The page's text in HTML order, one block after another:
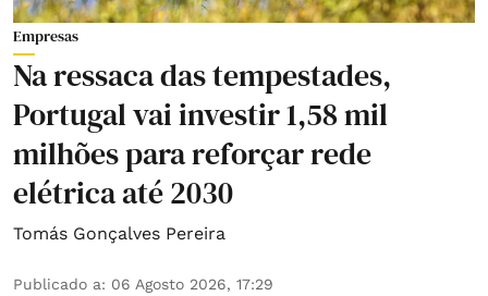
Empresas
Na ressaca das tempestades,
Portugal vai investir 1,58 mil
milhões para reforçar rede
elétrica até 2030
Tomás Gonçalves Pereira
Publicado a: 06 Agosto 2026, 17:29